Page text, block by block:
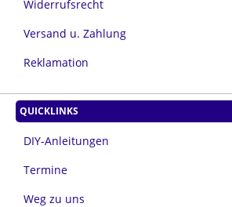
Widerrufsrecht
Versand u. Zahlung
Reklamation
QUICKLINKS
DIY-Anleitungen
Termine
Weg zu uns